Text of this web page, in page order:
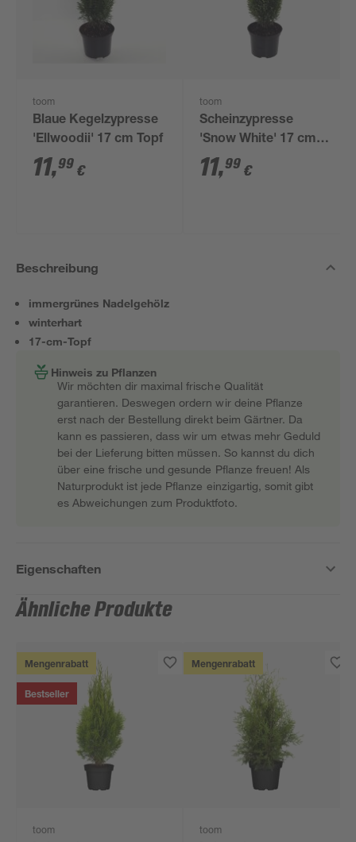
toom
Blaue Kegelzypresse
'Ellwoodii' 17 cm Topf
11,99 €
toom
Scheinzypresse
'Snow White' 17 cm
Topf
11,99 €
Beschreibung
immergrünes Nadelgehölz
winterhart
17-cm-Topf
Hinweis zu Pflanzen
Wir möchten dir maximal frische Qualität
garantieren. Deswegen ordern wir deine Pflanze
erst nach der Bestellung direkt beim Gärtner. Da
kann es passieren, dass wir um etwas mehr Geduld
bei der Lieferung bitten müssen. So kannst du dich
über eine frische und gesunde Pflanze freuen! Als
Naturprodukt ist jede Pflanze einzigartig, somit gibt
es Abweichungen zum Produktfoto.
Eigenschaften
Ähnliche Produkte
Mengenrabatt
Bestseller
toom
Mengenrabatt
toom